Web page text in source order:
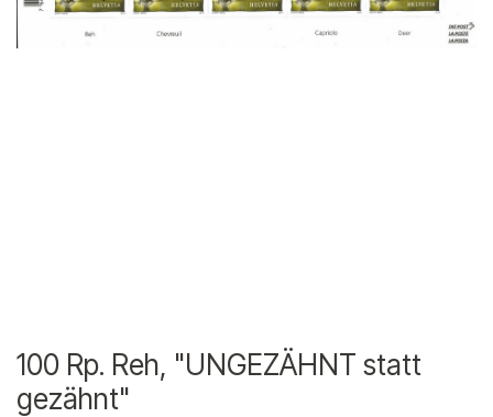
100 Rp. Reh, "UNGEZÄHNT statt
gezähnt"